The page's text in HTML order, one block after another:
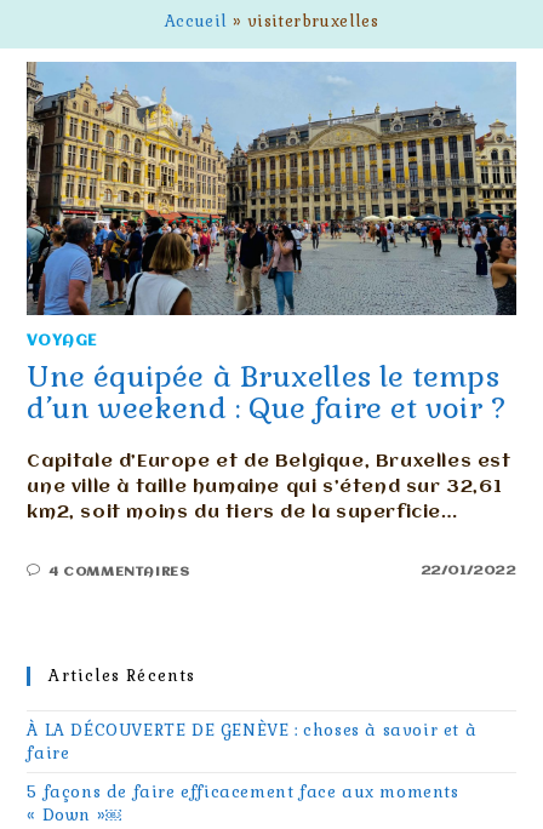
Accueil » visiterbruxelles
VOYAGE
Une équipée à Bruxelles le temps
d’un weekend : Que faire et voir ?
Capitale d’Europe et de Belgique, Bruxelles est
une ville à taille humaine qui s’étend sur 32,61
km2, soit moins du tiers de la superficie…
4 COMMENTAIRES 22/01/2022
Articles Récents
À LA DÉCOUVERTE DE GENÈVE : choses à savoir et à
faire
5 façons de faire efficacement face aux moments
« Down »￼